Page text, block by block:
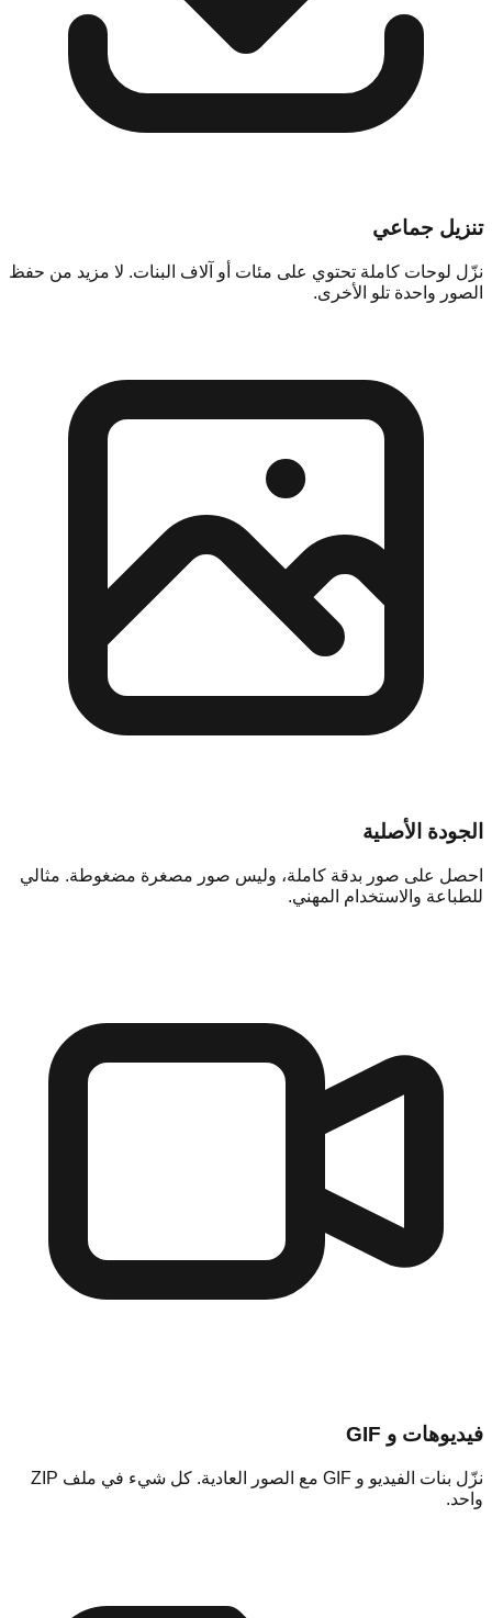
تنزيل جماعي
نزّل لوحات كاملة تحتوي على مئات أو آلاف البنات. لا مزيد من حفظ
الصور واحدة تلو الأخرى.
الجودة الأصلية
احصل على صور بدقة كاملة، وليس صور مصغرة مضغوطة. مثالي
للطباعة والاستخدام المهني.
فيديوهات و GIF
نزّل بنات الفيديو و GIF مع الصور العادية. كل شيء في ملف ZIP
واحد.